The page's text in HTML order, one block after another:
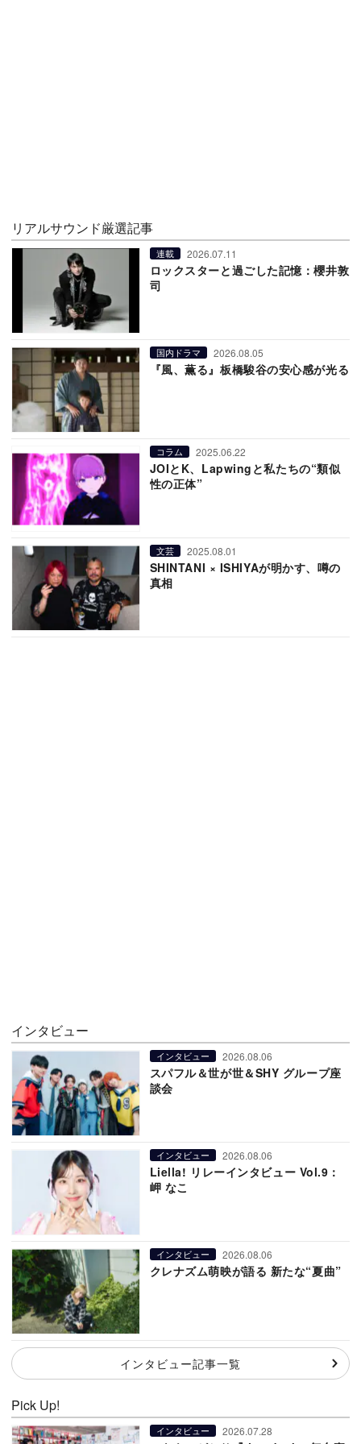
リアルサウンド厳選記事
連載 2026.07.11
ロックスターと過ごした記憶：櫻井敦
司
国内ドラマ 2026.08.05
『風、薫る』板橋駿谷の安心感が光る
コラム 2025.06.22
JOIとK、Lapwingと私たちの“類似
性の正体”
文芸 2025.08.01
SHINTANI × ISHIYAが明かす、噂の
真相
インタビュー
インタビュー 2026.08.06
スパフル＆世が世＆SHY グループ座
談会
インタビュー 2026.08.06
Liella! リレーインタビュー Vol.9：
岬 なこ
インタビュー 2026.08.06
クレナズム萌映が語る 新たな“夏曲”
インタビュー記事一覧
Pick Up!
インタビュー 2026.07.28